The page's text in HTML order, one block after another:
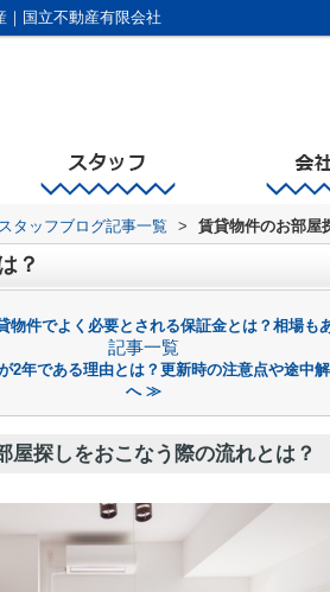
｜国立不動産有限会社
タッフブログ記事一覧 > 賃貸物件のお部屋
？
件でよく必要とされる保証金とは？相場も
記事一覧
2年である理由とは？更新時の注意点や途中
へ ≫
屋探しをおこなう際の流れとは？